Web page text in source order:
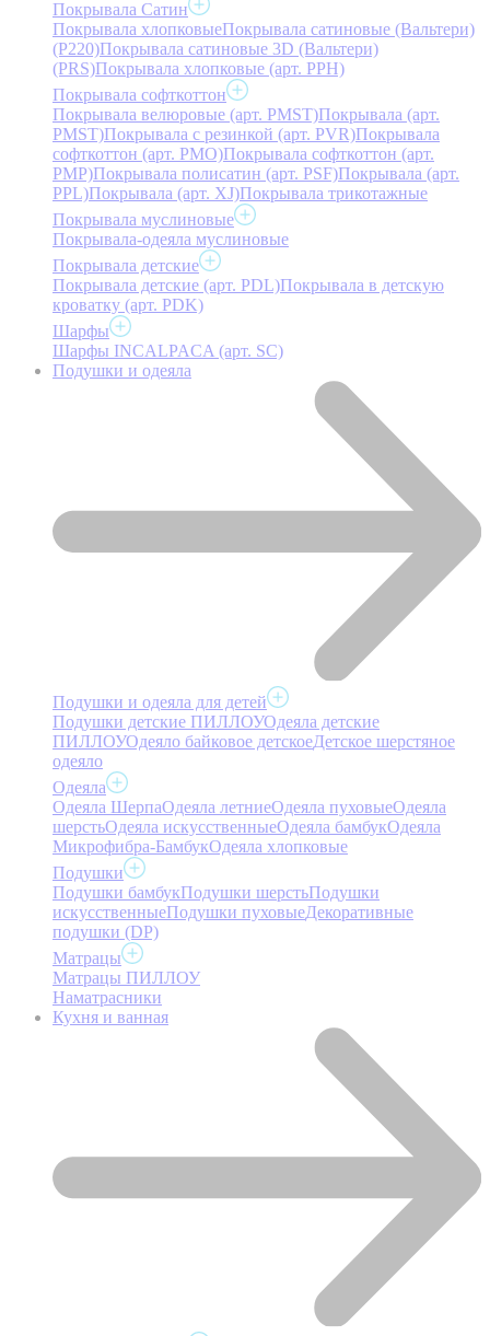
Покрывала Сатин
Покрывала хлопковыеПокрывала сатиновые (Вальтери)
(P220)Покрывала сатиновые 3D (Вальтери)
(PRS)Покрывала хлопковые (арт. PPH)
Покрывала софткоттон
Покрывала велюровые (арт. PMST)Покрывала (арт.
PMST)Покрывала с резинкой (арт. PVR)Покрывала
софткоттон (арт. PMO)Покрывала софткоттон (арт.
PMP)Покрывала полисатин (арт. PSF)Покрывала (арт.
PPL)Покрывала (арт. XJ)Покрывала трикотажные
Покрывала муслиновые
Покрывала-одеяла муслиновые
Покрывала детские
Покрывала детские (арт. PDL)Покрывала в детскую
кроватку (арт. PDK)
Шарфы
Шарфы INCALPACA (арт. SC)
Подушки и одеяла
Подушки и одеяла для детей
Подушки детские ПИЛЛОУОдеяла детские
ПИЛЛОУОдеяло байковое детскоеДетское шерстяное
одеяло
Одеяла
Одеяла ШерпаОдеяла летниеОдеяла пуховыеОдеяла
шерстьОдеяла искусственныеОдеяла бамбукОдеяла
Микрофибра-БамбукОдеяла хлопковые
Подушки
Подушки бамбукПодушки шерстьПодушки
искусственныеПодушки пуховыеДекоративные
подушки (DP)
Матрацы
Матрацы ПИЛЛОУ
Наматрасники
Кухня и ванная